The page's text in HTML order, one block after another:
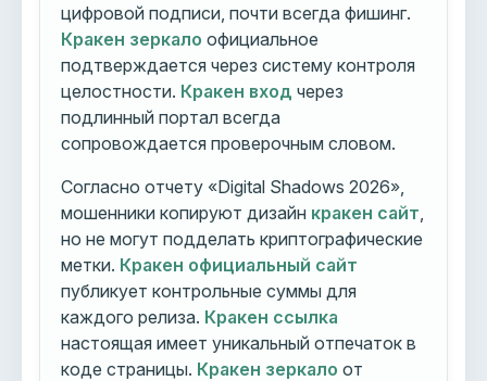
цифровой подписи, почти всегда фишинг.
Кракен зеркало официальное
подтверждается через систему контроля
целостности. Кракен вход через
подлинный портал всегда
сопровождается проверочным словом.
Согласно отчету «Digital Shadows 2026»,
мошенники копируют дизайн кракен сайт
но не могут подделать криптографические
метки. Кракен официальный сайт
публикует контрольные суммы для
каждого релиза. Кракен ссылка
настоящая имеет уникальный отпечаток в
коде страницы. Кракен зеркало от